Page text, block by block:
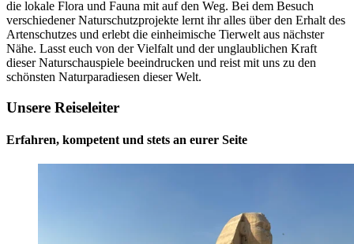
die lokale Flora und Fauna mit auf den Weg. Bei dem Besuch
verschiedener Naturschutzprojekte lernt ihr alles über den Erhalt des
Artenschutzes und erlebt die einheimische Tierwelt aus nächster
Nähe. Lasst euch von der Vielfalt und der unglaublichen Kraft
dieser Naturschauspiele beeindrucken und reist mit uns zu den
schönsten Naturparadiesen dieser Welt.
Unsere Reiseleiter
Erfahren, kompetent und stets an eurer Seite